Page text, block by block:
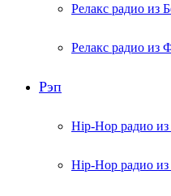
Релакс радио из
Релакс радио из
Рэп
Hip-Hop радио из
Hip-Hop радио